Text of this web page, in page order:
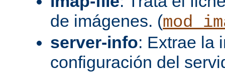
de imágenes. (
server-info: Extrae la
configuración del